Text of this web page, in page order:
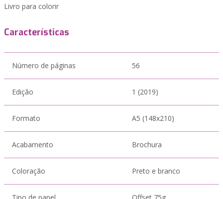
Livro para colorir
Características
Número de páginas 56
Edição 1 (2019)
Formato A5 (148x210)
Acabamento Brochura
Coloração Preto e branco